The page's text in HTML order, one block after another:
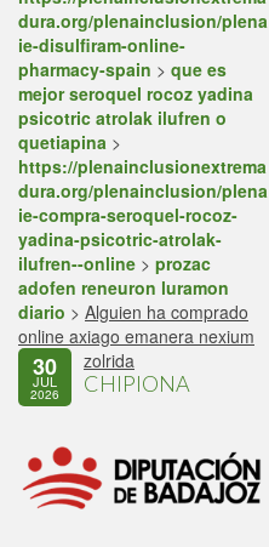
dura.org/plenainclusion/plena
ie-disulfiram-online-
pharmacy-spain > que es
mejor seroquel rocoz yadina
psicotric atrolak ilufren o
quetiapina >
https://plenainclusionextrema
dura.org/plenainclusion/plena
ie-compra-seroquel-rocoz-
yadina-psicotric-atrolak-
ilufren--online > prozac
adofen reneuron luramon
diario > Alguien ha comprado
online axiago emanera nexium
zolrida
30
JUL
2026 CHIPIONA